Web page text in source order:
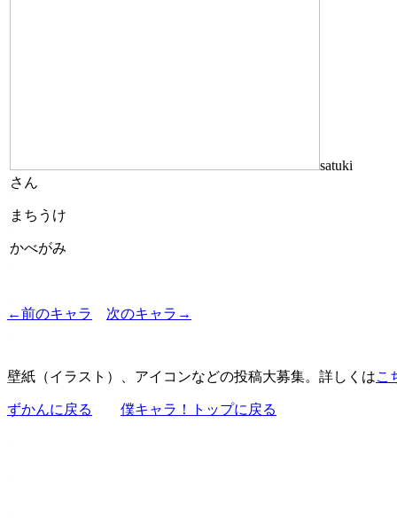
satuki
さん
まちうけ
かべがみ
←前のキャラ 次のキャラ→
壁紙（イラスト）、アイコンなどの投稿大募集。詳しくはこ
ずかんに戻る 僕キャラ！トップに戻る